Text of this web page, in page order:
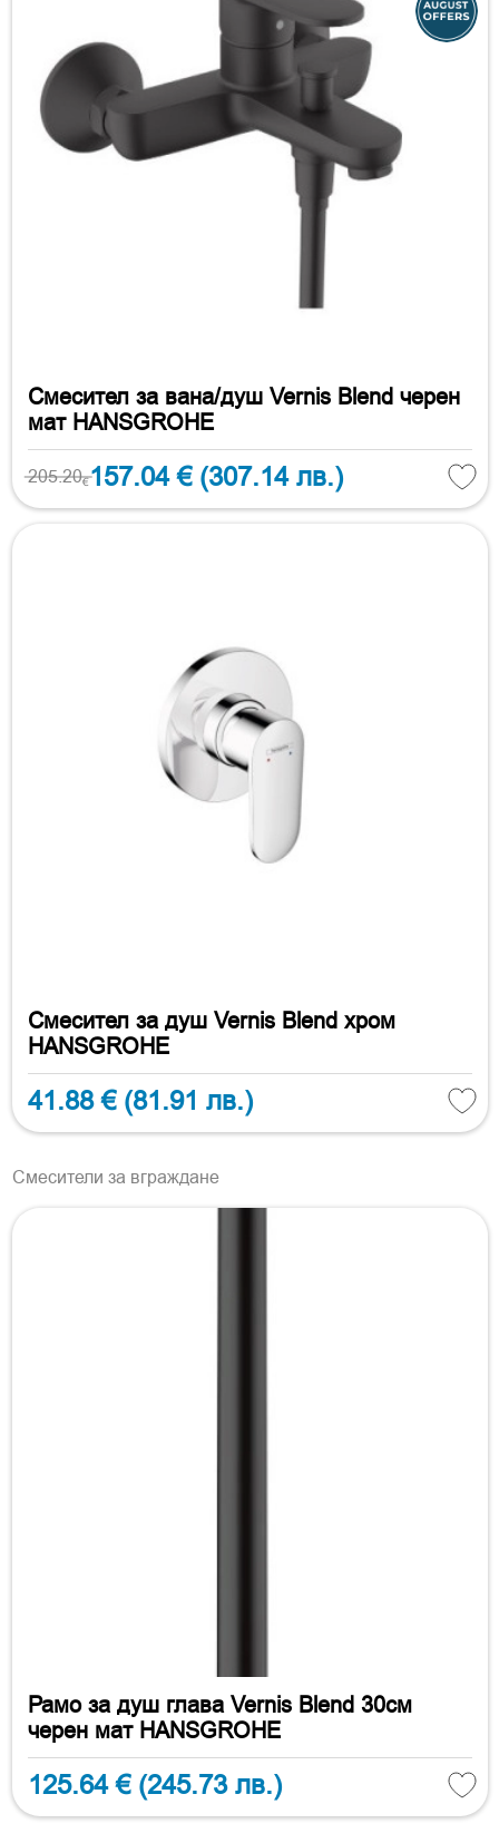
Смесител за вана/душ Vernis Blend черен
мат HANSGROHE
205.20€157.04 € (307.14 лв.)
Смесител за душ Vernis Blend хром
HANSGROHE
41.88 € (81.91 лв.)
Смесители за вграждане
Рамо за душ глава Vernis Blend 30см
черен мат HANSGROHE
125.64 € (245.73 лв.)